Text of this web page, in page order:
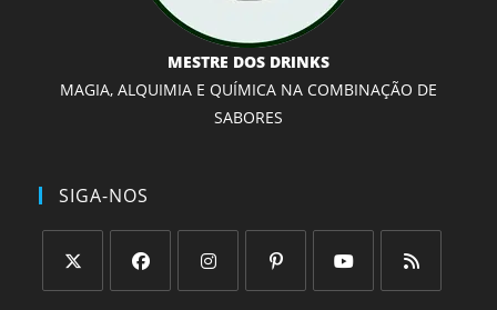
MESTRE DOS DRINKS
MAGIA, ALQUIMIA E QUÍMICA NA COMBINAÇÃO DE
SABORES
SIGA-NOS